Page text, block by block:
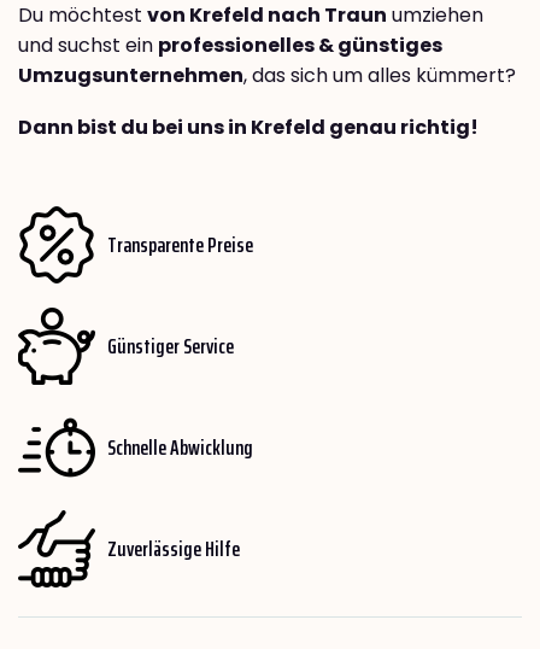
Du möchtest von Krefeld nach Traun umziehen
und suchst ein professionelles & günstiges
Umzugsunternehmen, das sich um alles kümmert?
Dann bist du bei uns in Krefeld genau richtig!
Transparente Preise
Günstiger Service
Schnelle Abwicklung
Zuverlässige Hilfe